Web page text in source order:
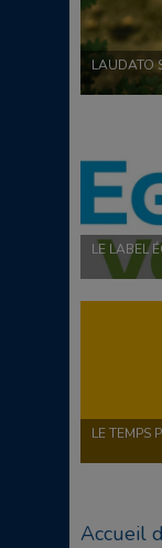
LAUDATO
LE LABEL
LE TEMPS
Accueil